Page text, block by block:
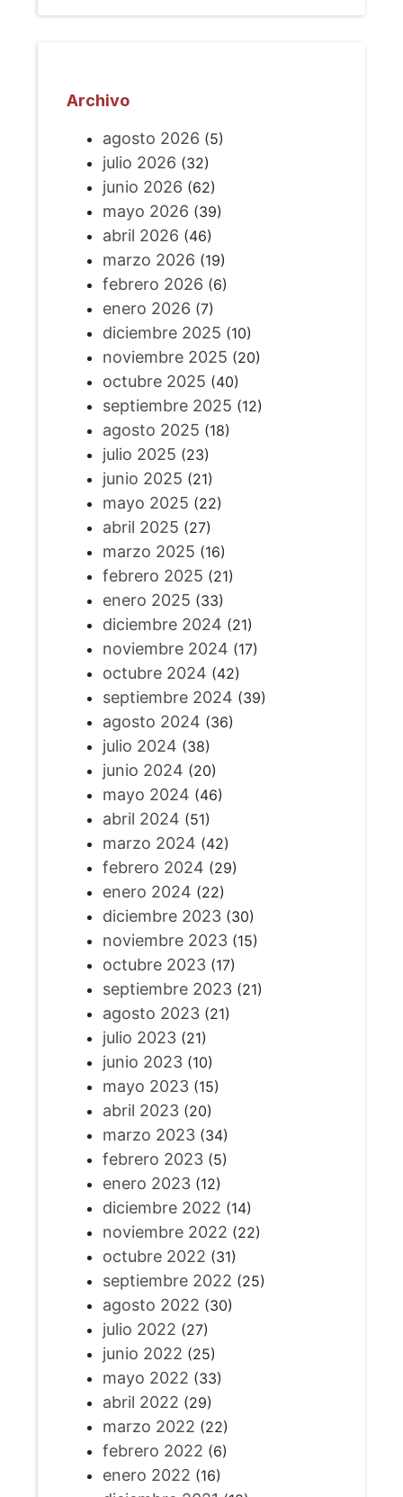
Archivo
agosto 2026 (5)
julio 2026 (32)
junio 2026 (62)
mayo 2026 (39)
abril 2026 (46)
marzo 2026 (19)
febrero 2026 (6)
enero 2026 (7)
diciembre 2025 (10)
noviembre 2025 (20)
octubre 2025 (40)
septiembre 2025 (12)
agosto 2025 (18)
julio 2025 (23)
junio 2025 (21)
mayo 2025 (22)
abril 2025 (27)
marzo 2025 (16)
febrero 2025 (21)
enero 2025 (33)
diciembre 2024 (21)
noviembre 2024 (17)
octubre 2024 (42)
septiembre 2024 (39)
agosto 2024 (36)
julio 2024 (38)
junio 2024 (20)
mayo 2024 (46)
abril 2024 (51)
marzo 2024 (42)
febrero 2024 (29)
enero 2024 (22)
diciembre 2023(30)
noviembre 2023(15)
octubre 2023(17)
septiembre 2023(21)
agosto 2023(21)
julio 2023(21)
junio 2023(10)
mayo 2023(15)
abril 2023(20)
marzo 2023(34)
febrero 2023(5)
enero 2023(12)
diciembre 2022 (14)
noviembre 2022 (22)
octubre 2022 (31)
septiembre 2022 (25)
agosto 2022 (30)
julio 2022 (27)
junio 2022 (25)
mayo 2022 (33)
abril 2022 (29)
marzo 2022 (22)
febrero 2022 (6)
enero 2022 (16)